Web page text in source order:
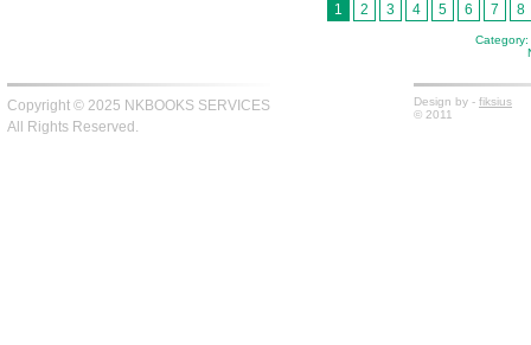
1 2 3 4 5 6 7 8
Category:
Copyright © 2025 NKBOOKS SERVICES
All Rights Reserved.
Design by - fiksius
© 2011